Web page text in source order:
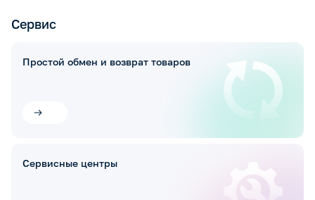
Сервис
Простой обмен и возврат товаров
Сервисные центры